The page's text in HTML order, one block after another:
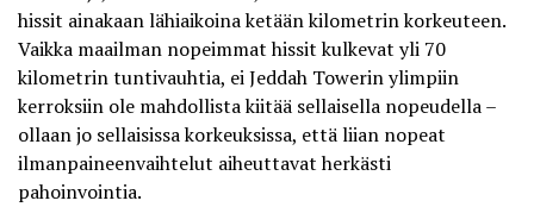
hissit ainakaan lähiaikoina ketään kilometrin korkeuteen.
Vaikka maailman nopeimmat hissit kulkevat yli 70
kilometrin tuntivauhtia, ei Jeddah Towerin ylimpiin
kerroksiin ole mahdollista kiitää sellaisella nopeudella –
ollaan jo sellaisissa korkeuksissa, että liian nopeat
ilmanpaineenvaihtelut aiheuttavat herkästi
pahoinvointia.